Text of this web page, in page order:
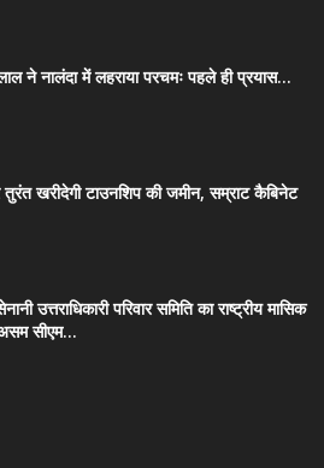
ने नालंदा में लहराया परचमः पहले ही प्रयास...
खरीदेगी टाउनशिप की जमीन, सम्राट कैबिनेट
उत्तराधिकारी परिवार समिति का राष्ट्रीय मासिक
सीएम...